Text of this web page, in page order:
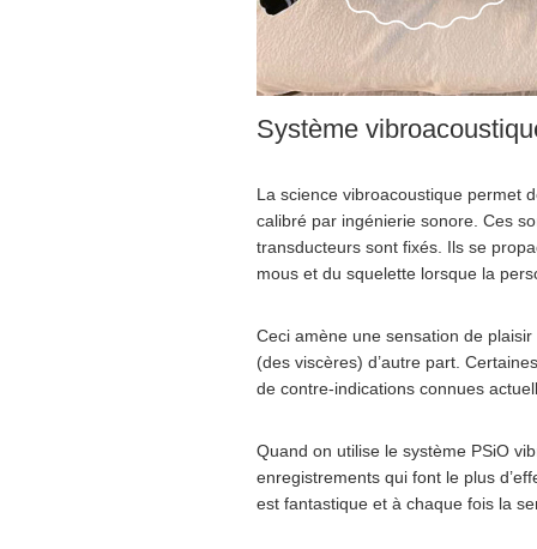
Système
La science vibroacoustique permet
calibré par ingénierie sonore. Ces
transducteurs sont fixés. Ils se
mous et du squelette lorsque la
Ceci amène une sensation de
(des viscères) d’autre part.
de contre-indications connues
Quand on utilise le système PSiO
enregistrements qui font le plus
est fantastique et à chaque fois la